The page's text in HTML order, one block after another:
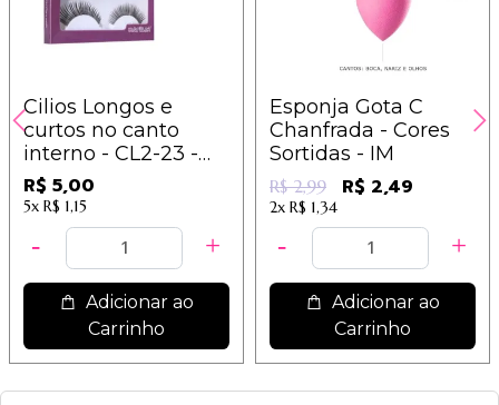
Cilios Longos e
curtos no canto
interno - CL2-23 -
Macrilan
R$ 5,00
5x R$ 1,15
Adicionar ao
Carrinho
Esponja Gota C
Chanfrada - Cores
Sortidas - IM
R$ 2,99 R$ 2,49
2x R$ 1,34
Adicionar ao
Carrinho